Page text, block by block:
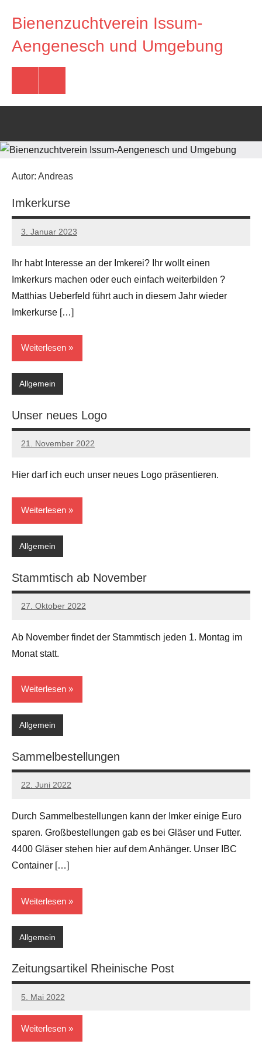
Inhalt
springen
Bienenzuchtverein Issum-
Aengenesch und Umgebung
Imkerverein
Aengenesch
Autor: Andreas
Imkerkurse
3. Januar 2023
Andreas
Keine
Ihr habt Interesse an der Imkerei? Ihr wollt einen
Imkerkurs machen oder euch einfach weiterbilden ?
Matthias Ueberfeld führt auch in diesem Jahr wieder
Imkerkurse […]
Weiterlesen
Allgemein
Unser neues Logo
21. November 2022
Andreas
Keine
Hier darf ich euch unser neues Logo präsentieren.
Weiterlesen
Allgemein
Stammtisch ab November
27. Oktober 2022
Andreas
Keine
Ab November findet der Stammtisch jeden 1. Montag im
Monat statt.
Weiterlesen
Allgemein
Sammelbestellungen
22. Juni 2022
Andreas
Keine
Durch Sammelbestellungen kann der Imker einige Euro
sparen. Großbestellungen gab es bei Gläser und Futter.
4400 Gläser stehen hier auf dem Anhänger. Unser IBC
Container […]
Weiterlesen
Allgemein
Zeitungsartikel Rheinische Post
5. Mai 2022
Andreas
Keine
Kommentare
Weiterlesen